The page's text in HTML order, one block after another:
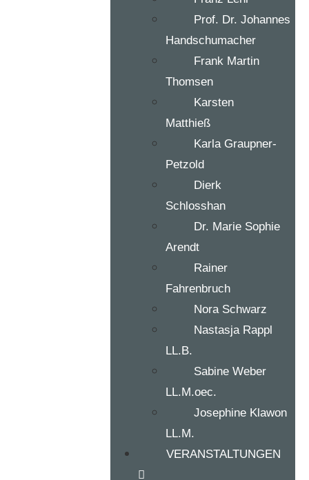
Prof. Dr. Johannes
Handschumacher
Frank Martin
Thomsen
Karsten
Matthieß
Karla Graupner-
Petzold
Dierk
Schlosshan
Dr. Marie Sophie
Arendt
Rainer
Fahrenbruch
Nora Schwarz
Nastasja Rappl
LL.B.
Sabine Weber
LL.M.oec.
Josephine Klawon
LL.M.
VERANSTALTUNGEN